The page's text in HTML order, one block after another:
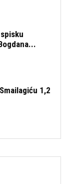
1,2